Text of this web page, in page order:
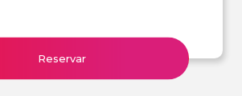
Reservar